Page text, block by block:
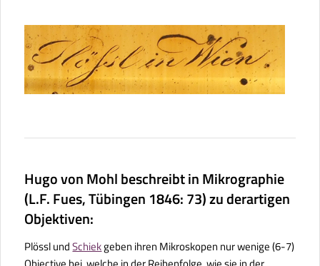
Hugo von Mohl beschreibt inMikrographie
(L.F. Fues, Tübingen 1846: 73) zu derartigen
Objektiven:
Plössl undSchiekgeben ihren Mikroskopen nur wenige (6-7)